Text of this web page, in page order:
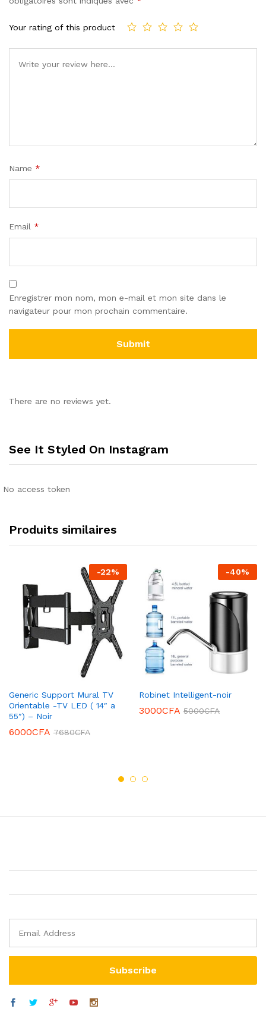
Your rating of this product
Name *
Email *
Enregistrer mon nom, mon e-mail et mon site dans le
navigateur pour mon prochain commentaire.
There are no reviews yet.
See It Styled On Instagram
No access token
Produits similaires
-22%
Generic Support Mural TV
Orientable -TV LED ( 14″ a
55″) – Noir
6000CFA 7680CFA
-40%
Robinet Intelligent-noir
3000CFA 5000CFA